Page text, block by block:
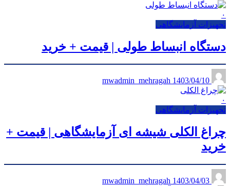
۰
تجهیزات آزمایشگاهی
دستگاه انبساط طولی | قیمت + خرید
1403/04/10
۰
تجهیزات آزمایشگاهی
چراغ الکلی شیشه ای آزمایشگاهی | قیمت +
خرید
1403/04/03